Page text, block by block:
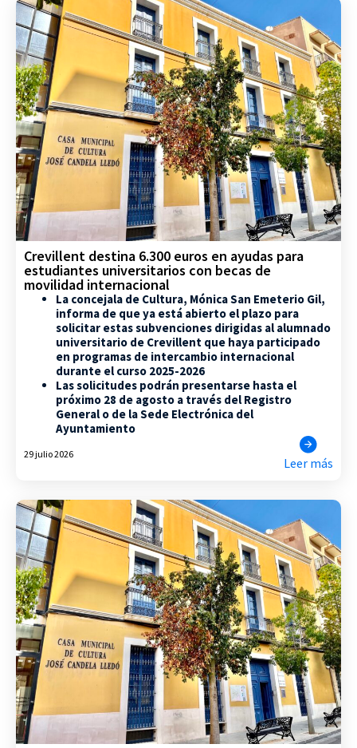
Crevillent destina 6.300 euros en ayudas para
estudiantes universitarios con becas de
movilidad internacional
La concejala de Cultura, Mónica San Emeterio Gil,
informa de que ya está abierto el plazo para
solicitar estas subvenciones dirigidas al alumnado
universitario de Crevillent que haya participado
en programas de intercambio internacional
durante el curso 2025-2026
Las solicitudes podrán presentarse hasta el
próximo 28 de agosto a través del Registro
General o de la Sede Electrónica del
Ayuntamiento
29 julio 2026
Leer más